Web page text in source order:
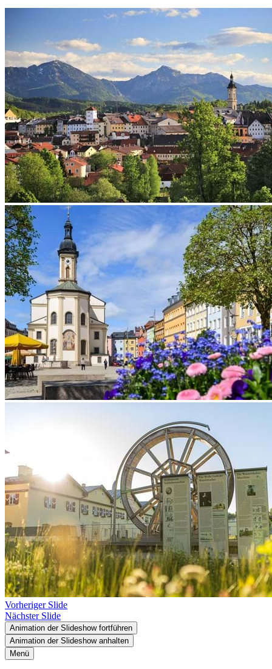
Vorheriger Slide
Nächster Slide
Animation der Slideshow fortführen
Animation der Slideshow anhalten
Menü